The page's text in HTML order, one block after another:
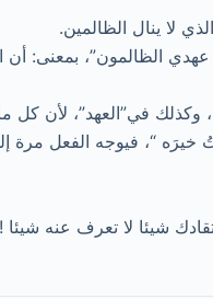
لا ينال الظالمين.
الظالمون”، بمعنى: أن
وكذلك في”العهد”، لأن كل
خيرَه “، فيوجه الفعل مرة
شيئا لا تعرف عنه شيئا